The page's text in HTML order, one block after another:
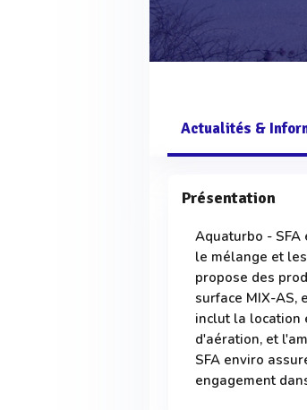
Actualités &
Présentation
Aquaturbo -
le mélange et
propose des
surface MIX-AS,
inclut la location
d'aération, et
SFA enviro
engagement